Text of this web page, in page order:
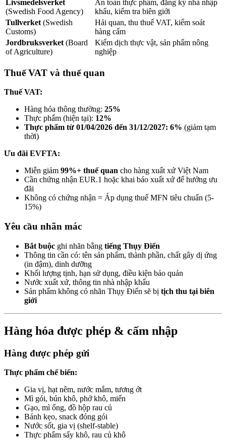
Livsmedelsverket
(Swedish Food Agency)
An toàn thực phẩm, đăng ký nhà nhập
khẩu, kiểm tra biên giới
Tullverket (Swedish
Customs)
Hải quan, thu thuế VAT, kiểm soát
hàng cấm
Jordbruksverket (Board
of Agriculture)
Kiểm dịch thực vật, sản phẩm nông
nghiệp
Thuế VAT và thuế quan
Thuế VAT:
Hàng hóa thông thường: 25%
Thực phẩm (hiện tại): 12%
Thực phẩm từ 01/04/2026 đến 31/12/2027: 6% (giảm tạm
thời)
Ưu đãi EVFTA:
Miễn giảm 99%+ thuế quan cho hàng xuất xứ Việt Nam
Cần chứng nhận EUR.1 hoặc khai báo xuất xứ để hưởng ưu
đãi
Không có chứng nhận = Áp dụng thuế MFN tiêu chuẩn (5-
15%)
Yêu cầu nhãn mác
Bắt buộc ghi nhãn bằng tiếng Thụy Điển
Thông tin cần có: tên sản phẩm, thành phần, chất gây dị ứng
(in đậm), dinh dưỡng
Khối lượng tịnh, hạn sử dụng, điều kiện bảo quản
Nước xuất xứ, thông tin nhà nhập khẩu
Sản phẩm không có nhãn Thụy Điển sẽ bị tịch thu tại biên
giới
Hàng hóa được phép & cấm nhập
Hàng được phép gửi
Thực phẩm chế biến:
Gia vị, hạt nêm, nước mắm, tương ớt
Mì gói, bún khô, phở khô, miến
Gạo, mì ống, đồ hộp rau củ
Bánh kẹo, snack đóng gói
Nước sốt, gia vị (shelf-stable)
Thực phẩm sấy khô, rau củ khô